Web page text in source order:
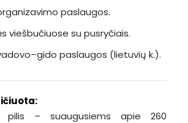
paslaugos.
viešbučiuose su pusryčiais.
paslaugos (lietuvių k.).
pilis – suaugusiems apie 260